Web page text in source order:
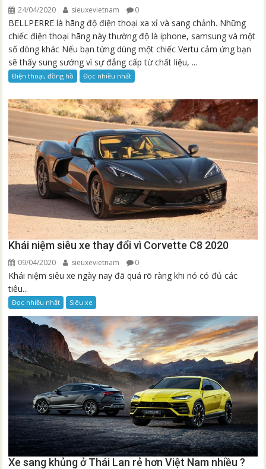
24/04/2020 sieuxevietnam 0
BELLPERRE là hãng độ điện thoại xa xỉ và sang chảnh. Những
chiếc điện thoại hãng này thường độ là iphone, samsung và một
số dòng khác Nếu bạn từng dùng một chiếc Vertu cảm ứng bạn
sẽ thấy sung sướng vì sự đẳng cấp từ chất liệu, ...
Điện thoại, đồng hồ Đọc nhiều nhất
Khái niệm siêu xe thay đổi vì Corvette C8 2020
09/04/2020 sieuxevietnam 0
Khái niệm siêu xe ngày nay đã quá rõ ràng khi nó có đủ các
tiêu...
Đọc nhiều nhất Siêu xe
Xe sang khủng ở Thái Lan rẻ hơn Việt Nam nhiều ?